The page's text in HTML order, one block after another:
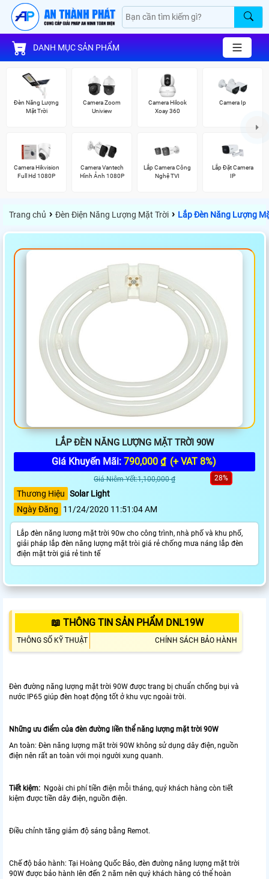
DANH MỤC SẢN PHẨM
Đèn Năng Lượng
Mặt Trời
Camera Zoom
Uniview
Camera Hilook
Xoay 360
Camera Ip
Camera Hikvision
Full Hd 1080P
Camera Vantech
Hình Ảnh 1080P
Lắp Camera Công
Nghệ TVI
Lắp Đặt Camera
IP
Trang chủ › Đèn Điện Năng Lượng Mặt Trời › Lắp Đèn Năng Lượng
LẮP ĐÈN NĂNG LƯỢNG MẶT TRỜI 90W
Giá Khuyến Mãi: 790,000 ₫ (+ VAT 8%)
Giá Niêm Yết:1,100,000 ₫ 28%
Thương Hiệu Solar Light
Ngày Đăng
11/24/2020 11:51:04 AM
Lắp đèn năng lương mặt trời 90w cho công trình, nhà phố và khu phố,
giải pháp lắp đèn năng lượng mặt tròi giá rẻ chống mưa náng lắp đèn
điện mặt trời giá rẻ tinh tế
📖 THÔNG TIN SẢN PHẨM DNL19W
THÔNG SỐ KỸ THUẬT CHÍNH SÁCH BẢO HÀNH
Đèn đường năng lượng mặt trời 90W được trang bị chuẩn chống bụi và
nước IP65 giúp đèn hoạt động tốt ở khu vực ngoài trời.
Những ưu điểm của đèn đường liền thể năng lượng mặt trời 90W
An toàn: Đèn năng lượng mặt trời 90W không sử dụng dây điện, nguồn
điện nên rất an toàn với mọi người xung quanh.
Tiết kiệm: Ngoài chi phí tiền điện mỗi tháng, quý khách hàng còn tiết
kiệm được tiền dây điện, nguồn điện.
Điều chỉnh tăng giảm độ sáng bằng Remot.
Chế độ bảo hành: Tại Hoàng Quốc Bảo, đèn đường năng lượng mặt trời
90W được bảo hành lên đến 2 năm nên quý khách hàng có thể hoàn